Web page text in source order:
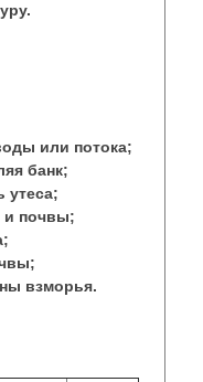
или потока;
банк;
утеса;
и почвы;
взморья.